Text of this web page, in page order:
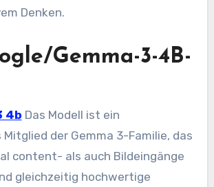
Denken.
Gemma-3-4B-
4b Das Modell ist ein
der Gemma 3-Familie, das
content- als auch Bildeingänge
gleichzeitig hochwertige